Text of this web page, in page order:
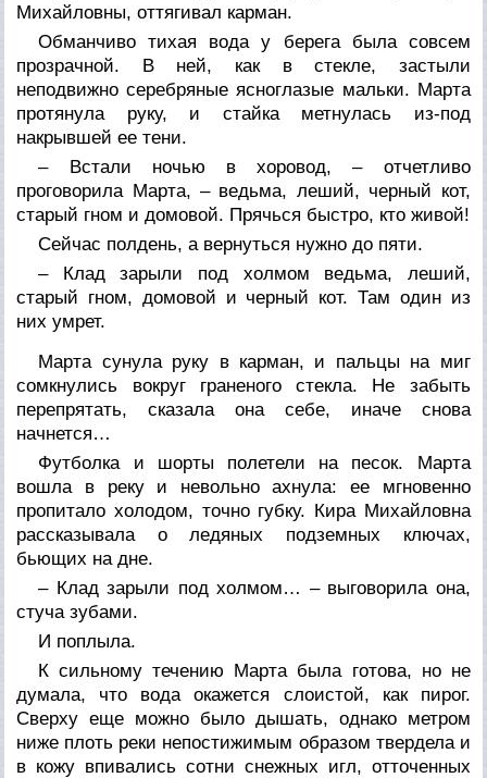
Михайловны, оттягивал карман.
Обманчиво тихая вода у берега была совсем
прозрачной. В ней, как в стекле, застыли
неподвижно серебряные ясноглазые мальки. Марта
протянула руку, и стайка метнулась из-под
накрывшей ее тени.
– Встали ночью в хоровод, – отчетливо
проговорила Марта, – ведьма, леший, черный кот,
старый гном и домовой. Прячься быстро, кто живой!
Сейчас полдень, а вернуться нужно до пяти.
– Клад зарыли под холмом ведьма, леший,
старый гном, домовой и черный кот. Там один из
них умрет.
Марта сунула руку в карман, и пальцы на миг
сомкнулись вокруг граненого стекла. Не забыть
перепрятать, сказала она себе, иначе снова
начнется…
Футболка и шорты полетели на песок. Марта
вошла в реку и невольно ахнула: ее мгновенно
пропитало холодом, точно губку. Кира Михайловна
рассказывала о ледяных подземных ключах,
бьющих на дне.
– Клад зарыли под холмом… – выговорила она,
стуча зубами.
И поплыла.
К сильному течению Марта была готова, но не
думала, что вода окажется слоистой, как пирог.
Сверху еще можно было дышать, однако метром
ниже плоть реки непостижимым образом твердела и
в кожу впивались сотни снежных игл, отточенных